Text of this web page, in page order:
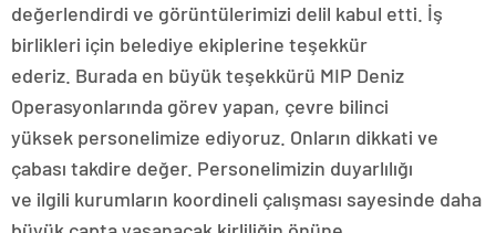
değerlendirdi ve görüntülerimizi delil kabul etti. İş
birlikleri için belediye ekiplerine teşekkür
ederiz. Burada en büyük teşekkürü MIP Deniz
Operasyonlarında görev yapan, çevre bilinci
yüksek personelimize ediyoruz. Onların dikkati ve
çabası takdire değer. Personelimizin duyarlılığı
ve ilgili kurumların koordineli çalışması sayesinde daha